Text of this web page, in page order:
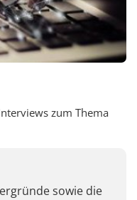
zum Thema
sowie die